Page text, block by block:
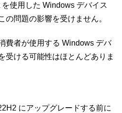
使用した Windows デバイス
の問題の影響を受けません。
費者が使用する Windows デバ
受ける可能性はほとんどありま
にアップグレードする前に